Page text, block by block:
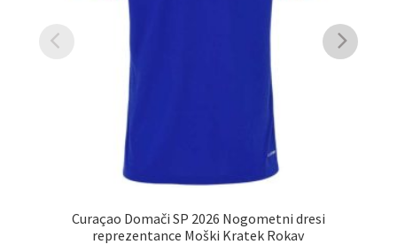
Curaçao Domači SP 2026 Nogometni dresi
reprezentance Moški Kratek Rokav